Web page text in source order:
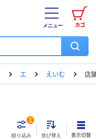
カゴ
メニュー
エ えいむ 店
絞り込み
1
並び替え 表示切替